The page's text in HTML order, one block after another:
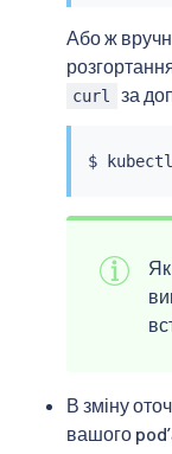
Або ж
curl за
$ kubectl
В зміну
вашого